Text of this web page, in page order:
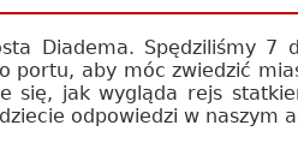
Diadema. Spędziliśmy 7
portu, aby móc zwiedzić
się, jak wygląda rejs
odpowiedzi w naszym